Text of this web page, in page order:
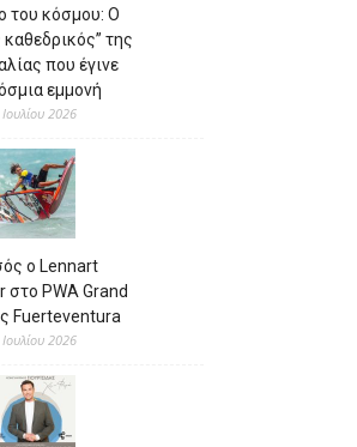
του κόσμου: Ο
της
που έγινε
εμμονή
Ιουλίου 2026
ο Lennart
στο PWA Grand
Fuerteventura
Ιουλίου 2026